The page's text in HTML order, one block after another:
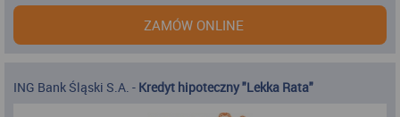
ZAMÓW ONLINE
ING Bank Śląski S.A. - Kredyt hipoteczny "Lekka Rata"